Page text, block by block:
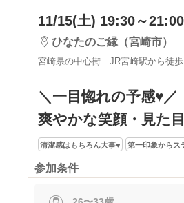
11/15(土) 19:30～21:00
ひなたのご縁（宮崎市）
宮崎県の中心街 JR宮崎駅から徒歩
＼一目惚れの予感♥／
爽やかな笑顔・見た
清潔感はもちろん大事♥ 第一印象からス
参加条件